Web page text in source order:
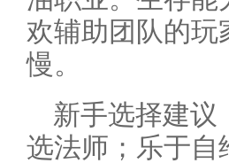
欢辅助团队的玩
慢。
新手选择建议
选法师；乐于自